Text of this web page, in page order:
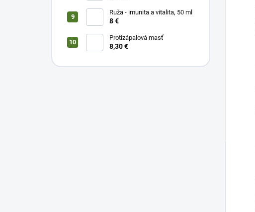
Ruža - imunita a vitalita, 50 ml
8 €
Protizápalová masť
8,30 €